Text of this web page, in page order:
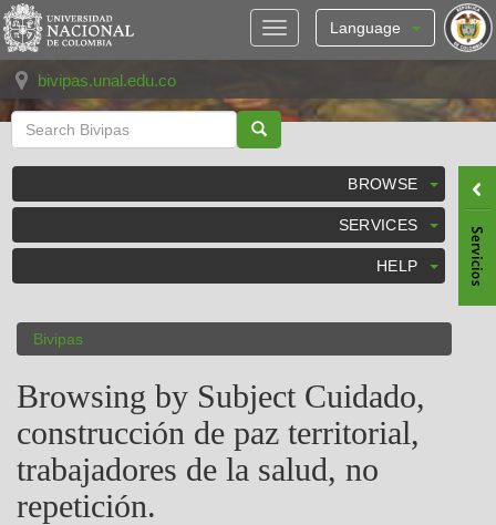
Skip
navigation
Language
bivipas.unal.edu.co
BROWSE
SERVICES
HELP
Bivipas
Browsing by Subject Cuidado,
construcción de paz territorial,
trabajadores de la salud, no
repetición.